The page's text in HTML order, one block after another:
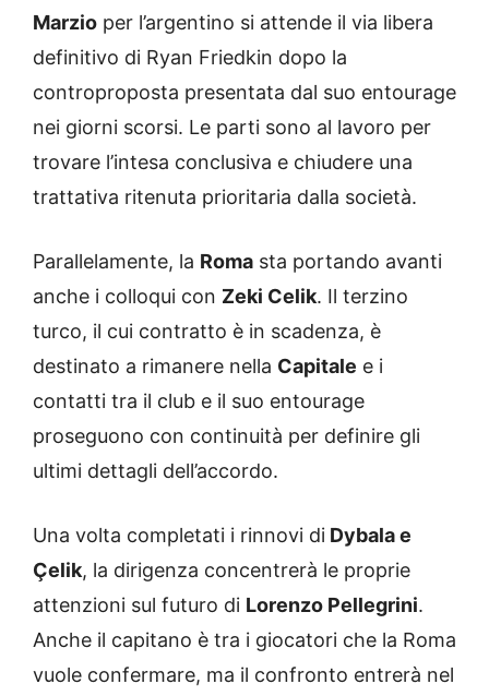
Marzio per l’argentino si attende il via libera
definitivo di Ryan Friedkin dopo la
controproposta presentata dal suo entourage
nei giorni scorsi. Le parti sono al lavoro per
trovare l’intesa conclusiva e chiudere una
trattativa ritenuta prioritaria dalla società.
Parallelamente, la Roma sta portando avanti
anche i colloqui con Zeki Celik. Il terzino
turco, il cui contratto è in scadenza, è
destinato a rimanere nella Capitale e i
contatti tra il club e il suo entourage
proseguono con continuità per definire gli
ultimi dettagli dell’accordo.
Una volta completati i rinnovi di Dybala e
Çelik, la dirigenza concentrerà le proprie
attenzioni sul futuro di Lorenzo Pellegrini.
Anche il capitano è tra i giocatori che la Roma
vuole confermare, ma il confronto entrerà nel